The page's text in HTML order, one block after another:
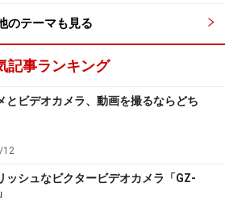
Amazonで見る
こそ、ファッション性も大切で
ん、操作性に加えて、カラーリン
のテーマも見る
記事ランキング
とビデオカメラ、動画を撮るならどち
12
ッシュなビクタービデオカメラ「GZ-